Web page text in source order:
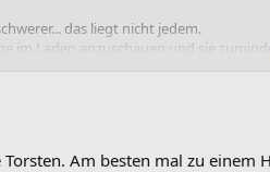
das liegt nicht jedem.
im Laden anzuschauen und sie
Torsten. Am besten mal zu